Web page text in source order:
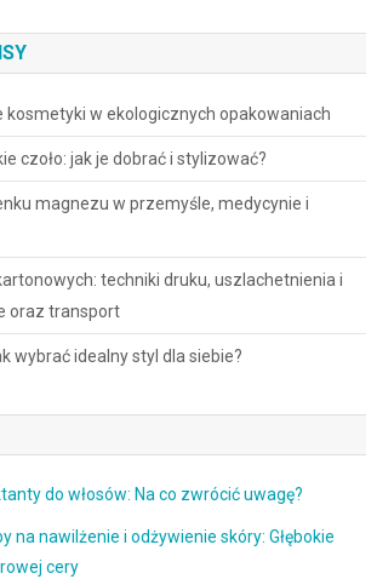
kosmetyki w ekologicznych opakowaniach
czoło: jak je dobrać i stylizować?
magnezu w przemyśle, medycynie i
techniki druku, uszlachetnienia i
oraz transport
wybrać idealny styl dla siebie?
do włosów: Na co zwrócić uwagę?
na nawilżenie i odżywienie skóry: Głębokie
cery